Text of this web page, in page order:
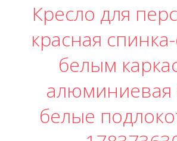
Кресло для
красная
белым
алюминиевая
белые